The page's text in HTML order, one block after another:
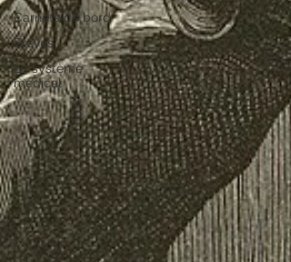
Carnets de bord
Brèves
Le système
médical